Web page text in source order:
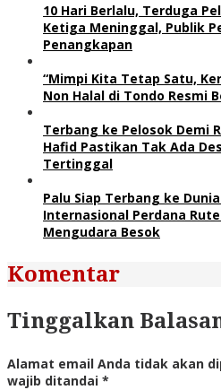
10 Hari Berlalu, Terduga
Ketiga Meninggal, Publik
Penangkapan
“Mimpi Kita Tetap Satu,
Non Halal di Tondo Resmi
Terbang ke Pelosok Demi
Hafid Pastikan Tak Ada
Tertinggal
Palu Siap Terbang ke
Internasional Perdana
Mengudara Besok
Komentar
Tinggalkan
Alamat email Anda tidak akan
wajib ditandai *